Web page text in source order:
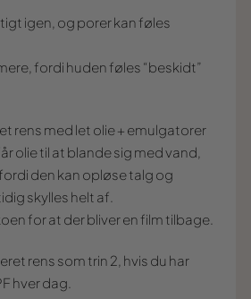
igen, og porer kan føles
fordi huden føles “beskidt”
rens med let olie + emulgatorer
olie til at blande sig med vand,
den kan opløse talg og
skylles helt af.
for at der bliver en film tilbage.
rens som trin 2, hvis du har
hver dag.